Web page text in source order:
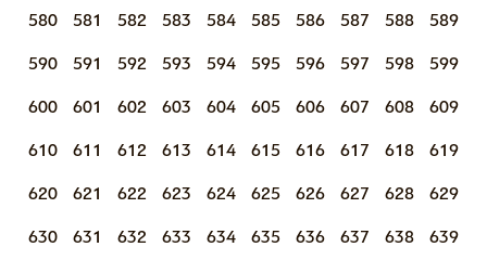
580 581 582 583 584 585 586 587 588 589
590 591 592 593 594 595 596 597 598 599
600 601 602 603 604 605 606 607 608 609
610 611 612 613 614 615 616 617 618 619
620 621 622 623 624 625 626 627 628 629
630 631 632 633 634 635 636 637 638 639